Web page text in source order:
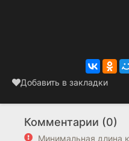
Добавить в закладки
Комментарии (0)
Минимальная длина